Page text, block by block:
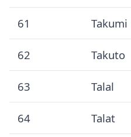
61 Takumi
62 Takuto
63 Talal
64 Talat